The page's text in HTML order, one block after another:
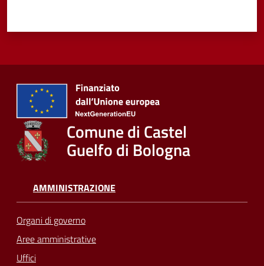
Tutti
Seguici
su
Comune di Castel
Guelfo di Bologna
AMMINISTRAZIONE
Organi di governo
Aree amministrative
Uffici